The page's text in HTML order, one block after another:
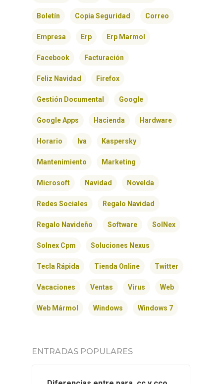
Boletín Copia Seguridad Correo
Empresa Erp Erp Marmol
Facebook Facturación
Feliz Navidad Firefox
Gestión Documental Google
Google Apps Hacienda Hardware
Horario Iva Kaspersky
Mantenimiento Marketing
Microsoft Navidad Novelda
Redes Sociales Regalo Navidad
Regalo Navideño Software SolNex
Solnex Cpm Soluciones Nexus
Tecla Rápida Tienda Online Twitter
Vacaciones Ventas Virus Web
Web Mármol Windows Windows 7
ENTRADAS POPULARES
BLOG
CONTACTO